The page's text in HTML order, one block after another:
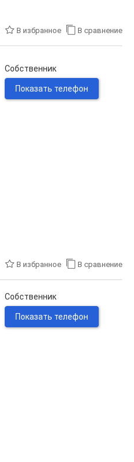
В избранное В сравнение
Собственник
Показать телефон
В избранное В сравнение
Собственник
Показать телефон